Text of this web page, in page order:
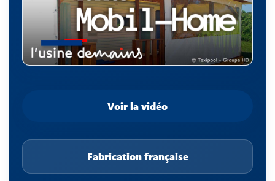
Voir la vidéo
Fabrication française